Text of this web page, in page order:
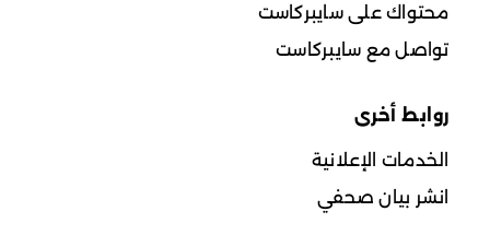
محتواك على سايبركاست
تواصل مع سايبركاست
روابط أخرى
الخدمات الإعلانية
انشر بيان صحفي